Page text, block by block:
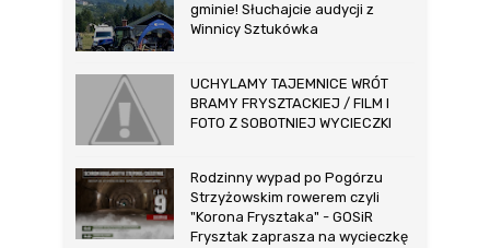
gminie! Słuchajcie audycji z
Winnicy Sztukówka
UCHYLAMY TAJEMNICE WRÓT
BRAMY FRYSZTACKIEJ / FILM I
FOTO Z SOBOTNIEJ WYCIECZKI
Rodzinny wypad po Pogórzu
Strzyżowskim rowerem czyli
"Korona Frysztaka" - GOSiR
Frysztak zaprasza na wycieczkę